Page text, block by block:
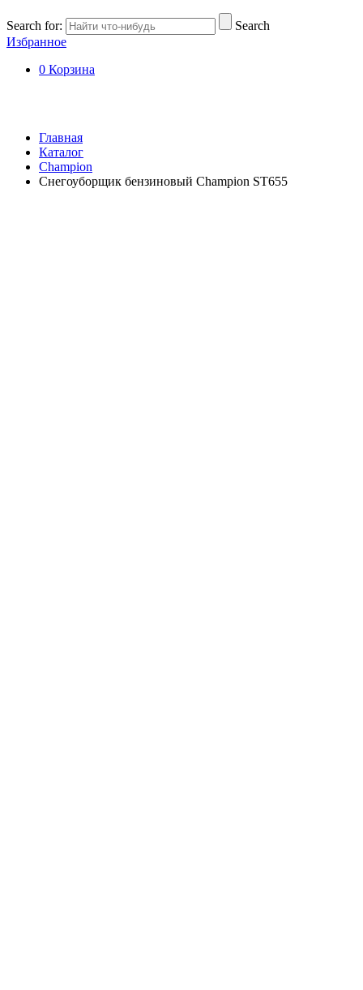
Search for:
Search
Избранное
0 Корзина
Главная
Каталог
Champion
Снегоуборщик бензиновый Champion ST655